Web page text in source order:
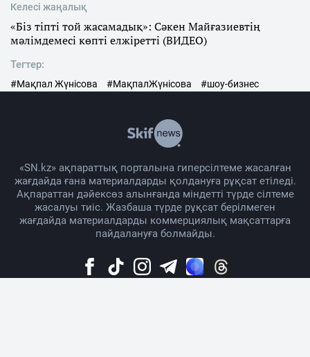
Келесі жаңалық
«Біз тіпті той жасамадық»: Сәкен Майғазиевтің
мәлімдемесі көпті елжіретті (ВИДЕО)
Тегтер:
#Мақпал Жүнісова #МақпалЖүнісова #шоу-бизнес
«SN.kz» ақпараттық порталына гиперсілтеме жасалған
жағдайда ғана материалдарды қолдануға рұқсат етіледі.
Ақпараттан дәйексөз алынғанда міндетті түрде сілтеме
жасалуы тиіс. Жазбаша түрде рұқсат берілмеген
жағдайда материалдарды коммерциялық мақсаттарға
пайдалануға болмайды.